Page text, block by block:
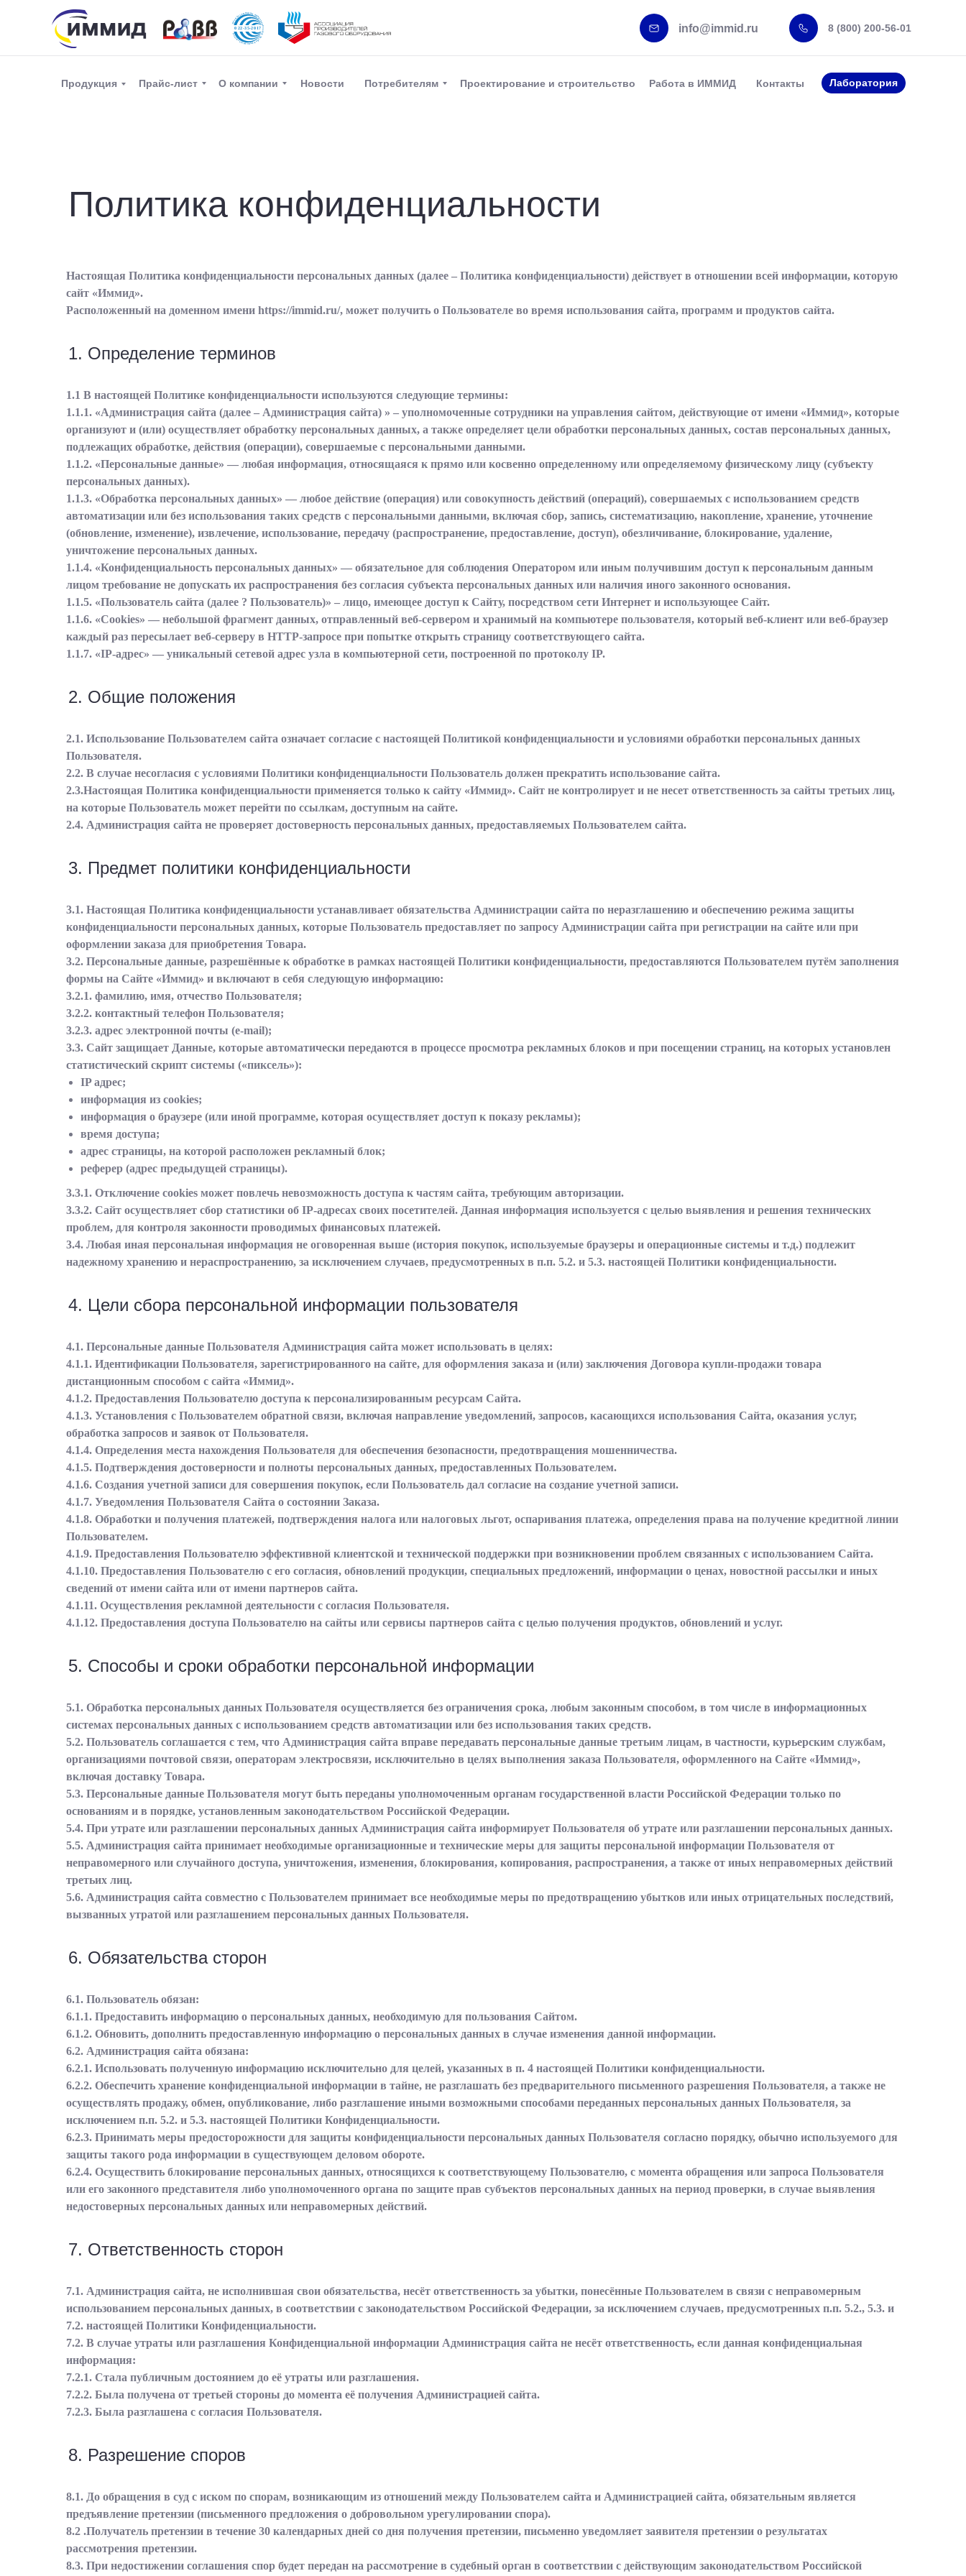
8 (800) 200-56-01
info@immid.ru
Продукция Прайс-лист О компании Новости Потребителям Проектирование и строительство Работа в ИММИД Контакты Лаборатория
Политика конфиденциальности
Настоящая Политика конфиденциальности персональных данных (далее – Политика конфиденциальности) действует в отношении всей информации, которую
сайт «Иммид».
Расположенный на доменном имени https://immid.ru/, может получить о Пользователе во время использования сайта, программ и продуктов сайта.
1. Определение терминов
1.1 В настоящей Политике конфиденциальности используются следующие термины:
1.1.1. «Администрация сайта (далее – Администрация сайта) » – уполномоченные сотрудники на управления сайтом, действующие от имени «Иммид», которые
организуют и (или) осуществляет обработку персональных данных, а также определяет цели обработки персональных данных, состав персональных данных,
подлежащих обработке, действия (операции), совершаемые с персональными данными.
1.1.2. «Персональные данные» — любая информация, относящаяся к прямо или косвенно определенному или определяемому физическому лицу (субъекту
персональных данных).
1.1.3. «Обработка персональных данных» — любое действие (операция) или совокупность действий (операций), совершаемых с использованием средств
автоматизации или без использования таких средств с персональными данными, включая сбор, запись, систематизацию, накопление, хранение, уточнение
(обновление, изменение), извлечение, использование, передачу (распространение, предоставление, доступ), обезличивание, блокирование, удаление,
уничтожение персональных данных.
1.1.4. «Конфиденциальность персональных данных» — обязательное для соблюдения Оператором или иным получившим доступ к персональным данным
лицом требование не допускать их распространения без согласия субъекта персональных данных или наличия иного законного основания.
1.1.5. «Пользователь сайта (далее ? Пользователь)» – лицо, имеющее доступ к Сайту, посредством сети Интернет и использующее Сайт.
1.1.6. «Cookies» — небольшой фрагмент данных, отправленный веб-сервером и хранимый на компьютере пользователя, который веб-клиент или веб-браузер
каждый раз пересылает веб-серверу в HTTP-запросе при попытке открыть страницу соответствующего сайта.
1.1.7. «IP-адрес» — уникальный сетевой адрес узла в компьютерной сети, построенной по протоколу IP.
2. Общие положения
2.1. Использование Пользователем сайта означает согласие с настоящей Политикой конфиденциальности и условиями обработки персональных данных
Пользователя.
2.2. В случае несогласия с условиями Политики конфиденциальности Пользователь должен прекратить использование сайта.
2.3.Настоящая Политика конфиденциальности применяется только к сайту «Иммид». Сайт не контролирует и не несет ответственность за сайты третьих лиц,
на которые Пользователь может перейти по ссылкам, доступным на сайте.
2.4. Администрация сайта не проверяет достоверность персональных данных, предоставляемых Пользователем сайта.
3. Предмет политики конфиденциальности
3.1. Настоящая Политика конфиденциальности устанавливает обязательства Администрации сайта по неразглашению и обеспечению режима защиты
конфиденциальности персональных данных, которые Пользователь предоставляет по запросу Администрации сайта при регистрации на сайте или при
оформлении заказа для приобретения Товара.
3.2. Персональные данные, разрешённые к обработке в рамках настоящей Политики конфиденциальности, предоставляются Пользователем путём заполнения
формы на Сайте «Иммид» и включают в себя следующую информацию:
3.2.1. фамилию, имя, отчество Пользователя;
3.2.2. контактный телефон Пользователя;
3.2.3. адрес электронной почты (e-mail);
3.3. Сайт защищает Данные, которые автоматически передаются в процессе просмотра рекламных блоков и при посещении страниц, на которых установлен
статистический скрипт системы («пиксель»):
IP адрес;
информация из cookies;
информация о браузере (или иной программе, которая осуществляет доступ к показу рекламы);
время доступа;
адрес страницы, на которой расположен рекламный блок;
реферер (адрес предыдущей страницы).
3.3.1. Отключение cookies может повлечь невозможность доступа к частям сайта, требующим авторизации.
3.3.2. Сайт осуществляет сбор статистики об IP-адресах своих посетителей. Данная информация используется с целью выявления и решения технических
проблем, для контроля законности проводимых финансовых платежей.
3.4. Любая иная персональная информация не оговоренная выше (история покупок, используемые браузеры и операционные системы и т.д.) подлежит
надежному хранению и нераспространению, за исключением случаев, предусмотренных в п.п. 5.2. и 5.3. настоящей Политики конфиденциальности.
4. Цели сбора персональной информации пользователя
4.1. Персональные данные Пользователя Администрация сайта может использовать в целях:
4.1.1. Идентификации Пользователя, зарегистрированного на сайте, для оформления заказа и (или) заключения Договора купли-продажи товара
дистанционным способом с сайта «Иммид».
4.1.2. Предоставления Пользователю доступа к персонализированным ресурсам Сайта.
4.1.3. Установления с Пользователем обратной связи, включая направление уведомлений, запросов, касающихся использования Сайта, оказания услуг,
обработка запросов и заявок от Пользователя.
4.1.4. Определения места нахождения Пользователя для обеспечения безопасности, предотвращения мошенничества.
4.1.5. Подтверждения достоверности и полноты персональных данных, предоставленных Пользователем.
4.1.6. Создания учетной записи для совершения покупок, если Пользователь дал согласие на создание учетной записи.
4.1.7. Уведомления Пользователя Сайта о состоянии Заказа.
4.1.8. Обработки и получения платежей, подтверждения налога или налоговых льгот, оспаривания платежа, определения права на получение кредитной линии
Пользователем.
4.1.9. Предоставления Пользователю эффективной клиентской и технической поддержки при возникновении проблем связанных с использованием Сайта.
4.1.10. Предоставления Пользователю с его согласия, обновлений продукции, специальных предложений, информации о ценах, новостной рассылки и иных
сведений от имени сайта или от имени партнеров сайта.
4.1.11. Осуществления рекламной деятельности с согласия Пользователя.
4.1.12. Предоставления доступа Пользователю на сайты или сервисы партнеров сайта с целью получения продуктов, обновлений и услуг.
5. Способы и сроки обработки персональной информации
5.1. Обработка персональных данных Пользователя осуществляется без ограничения срока, любым законным способом, в том числе в информационных
системах персональных данных с использованием средств автоматизации или без использования таких средств.
5.2. Пользователь соглашается с тем, что Администрация сайта вправе передавать персональные данные третьим лицам, в частности, курьерским службам,
организациями почтовой связи, операторам электросвязи, исключительно в целях выполнения заказа Пользователя, оформленного на Сайте «Иммид»,
включая доставку Товара.
5.3. Персональные данные Пользователя могут быть переданы уполномоченным органам государственной власти Российской Федерации только по
основаниям и в порядке, установленным законодательством Российской Федерации.
5.4. При утрате или разглашении персональных данных Администрация сайта информирует Пользователя об утрате или разглашении персональных данных.
5.5. Администрация сайта принимает необходимые организационные и технические меры для защиты персональной информации Пользователя от
неправомерного или случайного доступа, уничтожения, изменения, блокирования, копирования, распространения, а также от иных неправомерных действий
третьих лиц.
5.6. Администрация сайта совместно с Пользователем принимает все необходимые меры по предотвращению убытков или иных отрицательных последствий,
вызванных утратой или разглашением персональных данных Пользователя.
6. Обязательства сторон
6.1. Пользователь обязан:
6.1.1. Предоставить информацию о персональных данных, необходимую для пользования Сайтом.
6.1.2. Обновить, дополнить предоставленную информацию о персональных данных в случае изменения данной информации.
6.2. Администрация сайта обязана:
6.2.1. Использовать полученную информацию исключительно для целей, указанных в п. 4 настоящей Политики конфиденциальности.
6.2.2. Обеспечить хранение конфиденциальной информации в тайне, не разглашать без предварительного письменного разрешения Пользователя, а также не
осуществлять продажу, обмен, опубликование, либо разглашение иными возможными способами переданных персональных данных Пользователя, за
исключением п.п. 5.2. и 5.3. настоящей Политики Конфиденциальности.
6.2.3. Принимать меры предосторожности для защиты конфиденциальности персональных данных Пользователя согласно порядку, обычно используемого для
защиты такого рода информации в существующем деловом обороте.
6.2.4. Осуществить блокирование персональных данных, относящихся к соответствующему Пользователю, с момента обращения или запроса Пользователя
или его законного представителя либо уполномоченного органа по защите прав субъектов персональных данных на период проверки, в случае выявления
недостоверных персональных данных или неправомерных действий.
7. Ответственность сторон
7.1. Администрация сайта, не исполнившая свои обязательства, несёт ответственность за убытки, понесённые Пользователем в связи с неправомерным
использованием персональных данных, в соответствии с законодательством Российской Федерации, за исключением случаев, предусмотренных п.п. 5.2., 5.3. и
7.2. настоящей Политики Конфиденциальности.
7.2. В случае утраты или разглашения Конфиденциальной информации Администрация сайта не несёт ответственность, если данная конфиденциальная
информация:
7.2.1. Стала публичным достоянием до её утраты или разглашения.
7.2.2. Была получена от третьей стороны до момента её получения Администрацией сайта.
7.2.3. Была разглашена с согласия Пользователя.
8. Разрешение споров
8.1. До обращения в суд с иском по спорам, возникающим из отношений между Пользователем сайта и Администрацией сайта, обязательным является
предъявление претензии (письменного предложения о добровольном урегулировании спора).
8.2 .Получатель претензии в течение 30 календарных дней со дня получения претензии, письменно уведомляет заявителя претензии о результатах
рассмотрения претензии.
8.3. При недостижении соглашения спор будет передан на рассмотрение в судебный орган в соответствии с действующим законодательством Российской